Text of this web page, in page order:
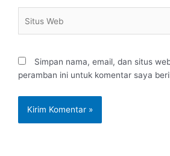
Web
Simpan nama, email, dan situs
peramban ini untuk komentar saya